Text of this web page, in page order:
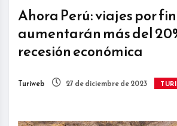
Ahora Perú: viajes por
aumentarán más del
recesión económica
Turiweb 27 de diciembre de 2023